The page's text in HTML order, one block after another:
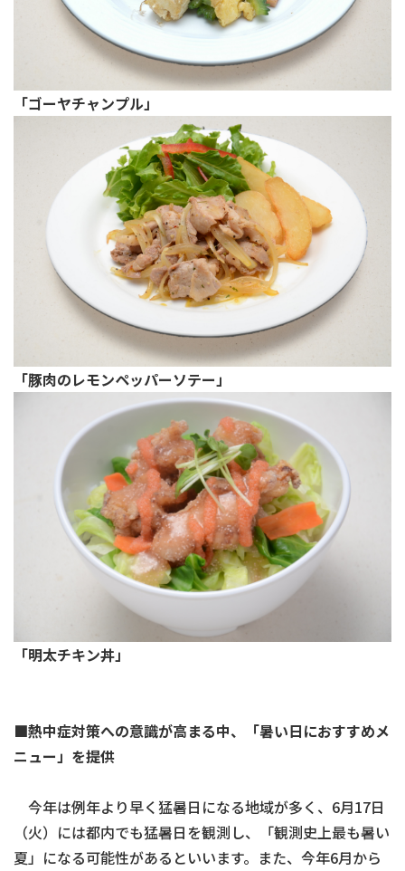
「ゴーヤチャンプル」
「豚肉のレモンペッパーソテー」
「明太チキン丼」
■熱中症対策への意識が高まる中、「暑い日におすすめメ
ニュー」を提供
今年は例年より早く猛暑日になる地域が多く、6月17日
（火）には都内でも猛暑日を観測し、「観測史上最も暑い
夏」になる可能性があるといいます。また、今年6月から